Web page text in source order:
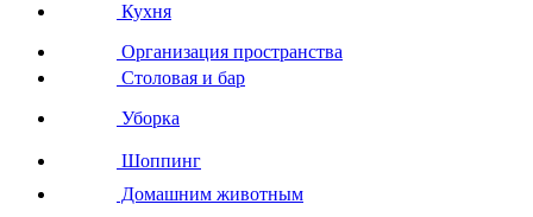
Кухня
Организация пространства
Столовая и бар
Уборка
Шоппинг
Домашним животным